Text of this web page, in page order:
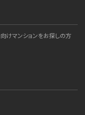
けマンションをお探しの方